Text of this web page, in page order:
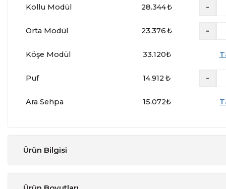
Kollu Modül 28.344₺ -
Orta Modül 23.376₺ -
Köşe Modül 33.120₺
Puf 14.912₺ -
Ara Sehpa 15.072₺
Ürün Bilgisi